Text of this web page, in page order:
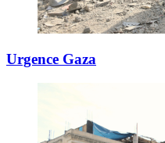
Urgence Gaza